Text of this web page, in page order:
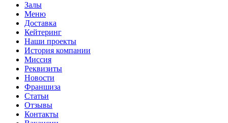
Залы
Меню
Доставка
Кейтеринг
Наши проекты
История компании
Миссия
Реквизиты
Новости
Франшиза
Статьи
Отзывы
Контакты